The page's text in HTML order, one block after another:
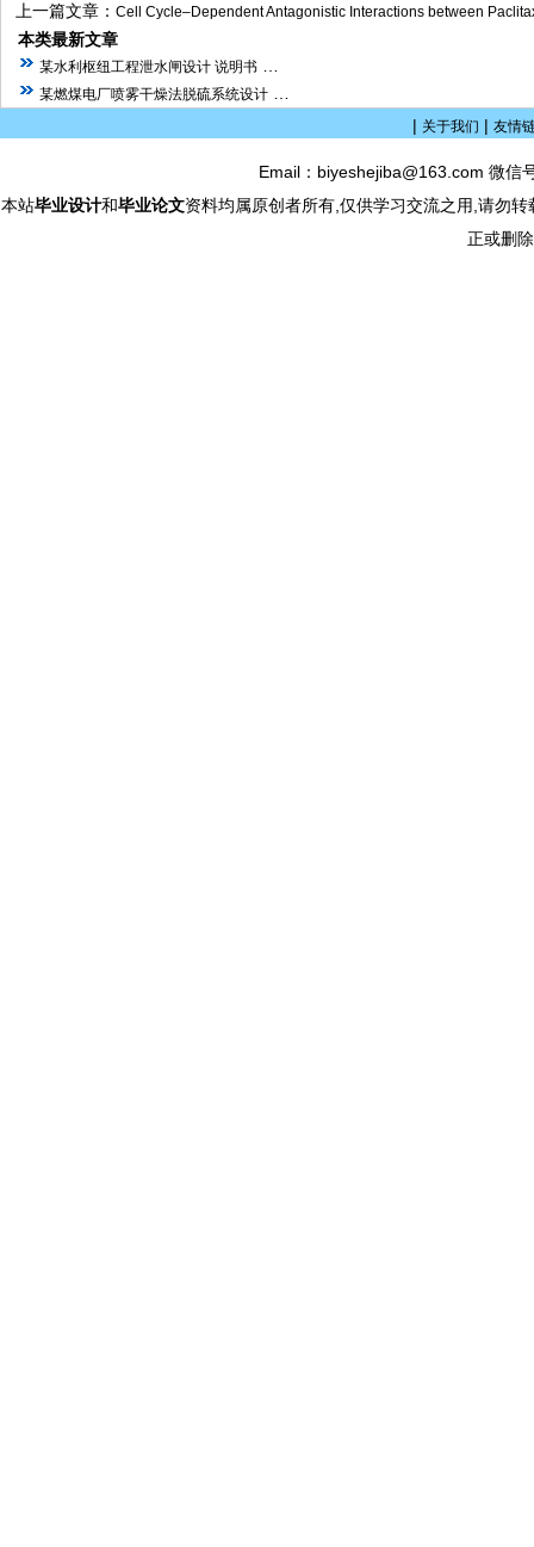
上一篇文章： Cell Cycle–Dependent Antagonistic Interactions between
本类最新文章
某水利枢纽工程泄水闸设计 说明书…
某燃煤电厂喷雾干燥法脱硫系统设计…
| 关于我们 | 友情
Email：biyeshejiba@163.com 微
本站毕业设计和毕业论文资料均属原创者所有,仅供学习交流之用,请勿
正或删